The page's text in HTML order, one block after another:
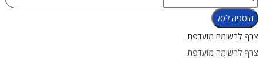
של
סטיק
פלאש-לייט
אדום
הוספה לסל
צרף לרשימה מועדפת
צרף לרשימה מועדפת